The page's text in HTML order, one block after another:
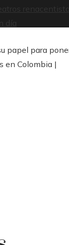
papel para
en Colombia |